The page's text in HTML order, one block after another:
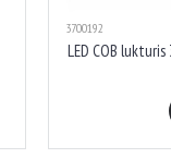
3700192
LED COB